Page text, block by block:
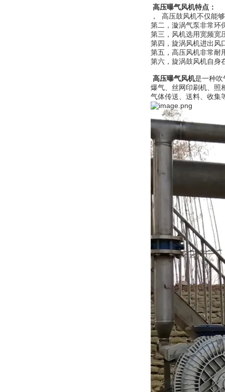
高压曝气风机特点：
， 高压鼓风机不仅能
第二，漩涡气泵非常环
第三，风机选用宽频宽
第四，旋涡风机进出风
第五，高压风机非常耐
第六，旋涡鼓风机自身
高压曝气风机是一种吹
爆气、丝网印刷机、照
气体传送、送料、收集